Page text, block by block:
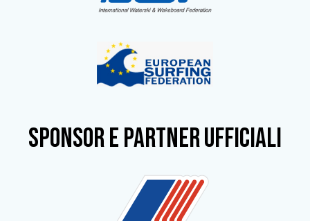
SPONSOR e partner ufficiali